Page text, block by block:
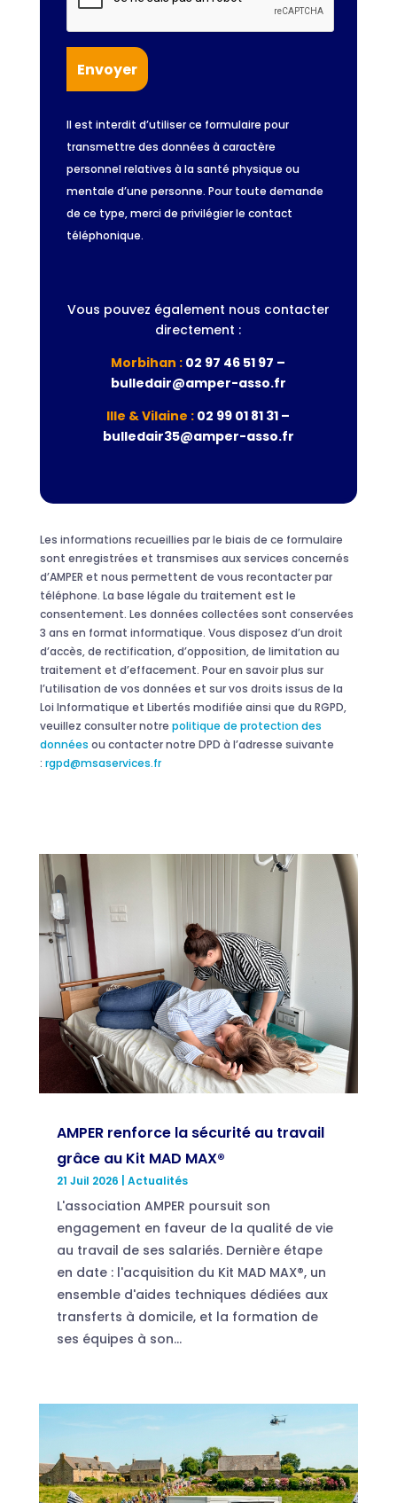
Il est interdit d’utiliser ce formulaire pour
transmettre des données à caractère
personnel relatives à la santé physique ou
mentale d’une personne. Pour toute demande
de ce type, merci de privilégier le contact
téléphonique.
Vous pouvez également nous contacter
directement :
Morbihan : 02 97 46 51 97 –
bulledair@amper-asso.fr
Ille & Vilaine : 02 99 01 81 31 –
bulledair35@amper-asso.fr
Les informations recueillies par le biais de ce formulaire
sont enregistrées et transmises aux services concernés
d’AMPER et nous permettent de vous recontacter par
téléphone. La base légale du traitement est le
consentement. Les données collectées sont conservées
3 ans en format informatique. Vous disposez d’un droit
d’accès, de rectification, d’opposition, de limitation au
traitement et d’effacement. Pour en savoir plus sur
l’utilisation de vos données et sur vos droits issus de la
Loi Informatique et Libertés modifiée ainsi que du RGPD,
veuillez consulter notre politique de protection des
données ou contacter notre DPD à l’adresse suivante
: rgpd@msaservices.fr
AMPER renforce la sécurité au travail
grâce au Kit MAD MAX®
21 Juil 2026 Actualités
L'association AMPER poursuit son
engagement en faveur de la qualité de vie
au travail de ses salariés. Dernière étape
en date : l'acquisition du Kit MAD MAX®, un
ensemble d'aides techniques dédiées aux
transferts à domicile, et la formation de
ses équipes à son...